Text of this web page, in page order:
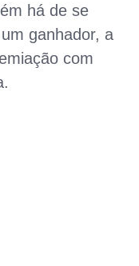
há de se
ganhador, a
com